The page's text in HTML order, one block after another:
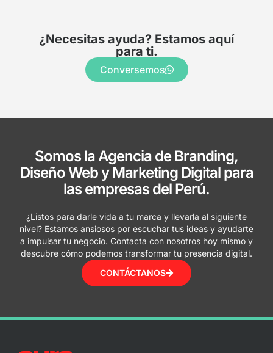
¿Necesitas ayuda? Estamos aquí
para ti.
Conversemos
Somos la Agencia de Branding,
Diseño Web y Marketing Digital para
las empresas del Perú.
¿Listos para darle vida a tu marca y llevarla al siguiente
nivel? Estamos ansiosos por escuchar tus ideas y ayudarte
a impulsar tu negocio. Contacta con nosotros hoy mismo y
descubre cómo podemos transformar tu presencia digital.
CONTÁCTANOS